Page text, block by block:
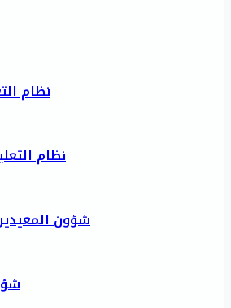
نظام
نظام
شؤون